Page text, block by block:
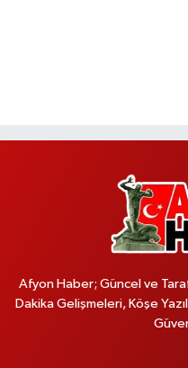
Afyon Haber; Güncel ve
Dakika Gelişmeleri, Köşe